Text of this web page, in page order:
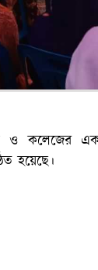
ও কলেজের
হয়েছে।